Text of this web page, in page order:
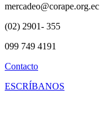
mercadeo@corape.org.ec
(02) 2901- 355
099 749 4191
Contacto
ESCRÍBANOS